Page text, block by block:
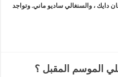
دايك ، والسنغالي ساديو ماني. وتواجد
الموسم المقبل ؟